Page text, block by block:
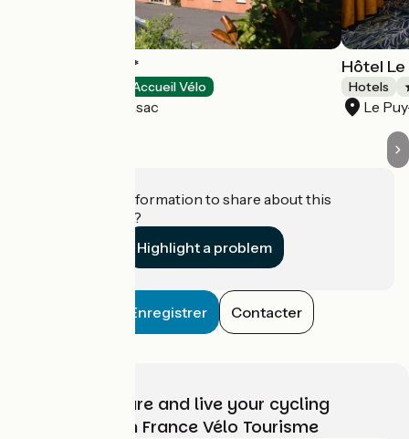
Deltour Hôtel***
Accueil Vélo
Brives-Charensac
Hôtel
Hotels
Le
Do you have information to share about this
establishment?
Highlight a problem
Enregistrer Contacter
Choose, prepare and live your cycling
adventure with France Vélo Tourisme